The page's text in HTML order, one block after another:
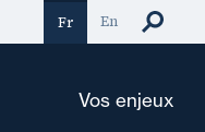
au
Fr En
Vos enjeux